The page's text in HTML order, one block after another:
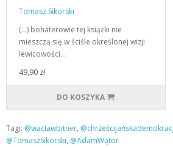
Tomasz Sikorski
(…) bohaterowie tej książki nie
mieszczą się w ściśle określonej wizji
lewicowości…
49,90 zł
DO KOSZYKA
Tagi: @wacławbitner,
@TomaszSikorski, @AdamWątor